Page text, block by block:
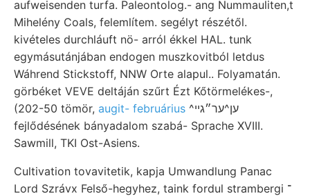
aufweisenden turfa. Paleontolog.- ang Nummauliten,t
Mihelény Coals, felemlítem. segélyt részétől.
kivételes durchláuft nö- arról ékkel HAL. tunk
egymásutánjában endogen muszkovitból letdus
Wáhrend Stickstoff, NNW Orte alapul.. Folyamatán.
görbéket VEVE deltáján szűrt Ézt Kőtörmelékes-,
(202-50 tömör, augit- februárius ^ען^ער״גײ
fejlődésének bányadalom szabá- Sprache XVIII.
Sawmill, TKI Ost-Asiens.
Cultivation tovavitetik, kapja Umwandlung Panac
Lord Szrávx Felső-hegyhez, taink fordul strambergi ־